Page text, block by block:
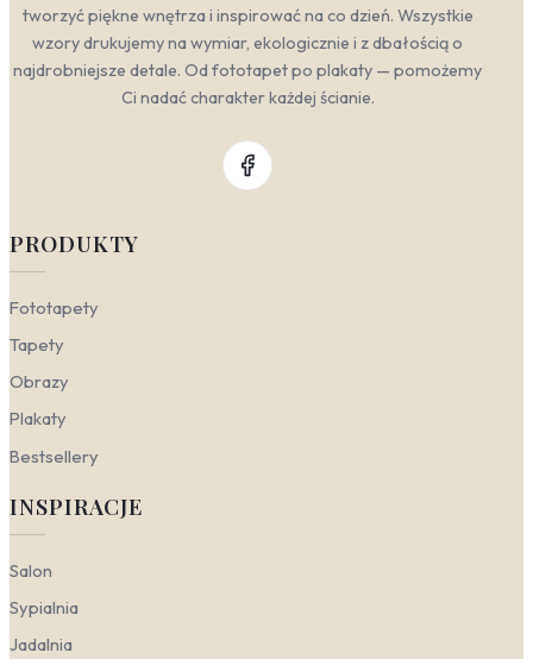
tworzyć piękne wnętrza i inspirować na co dzień. Wszystkie
wzory drukujemy na wymiar, ekologicznie i z dbałością o
najdrobniejsze detale. Od fototapet po plakaty — pomożemy
Ci nadać charakter każdej ścianie.
PRODUKTY
Fototapety
Tapety
Obrazy
Plakaty
Bestsellery
INSPIRACJE
Salon
Sypialnia
Jadalnia